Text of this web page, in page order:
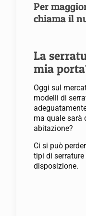
Per
chiama il
La
mia
Oggi sul
modelli di
ma quale sarà
abitazione?
Ci si può
tipi di
disposizione.